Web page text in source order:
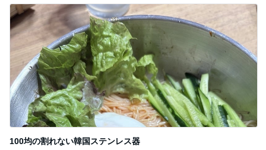
100均の割れない韓国ステンレス器